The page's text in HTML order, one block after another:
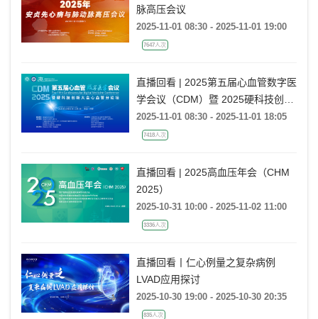
脉高压会议
2025-11-01 08:30 - 2025-11-01 19:00
7647人次
直播回看 | 2025第五届心血管数字医
学会议（CDM）暨 2025硬科技创新
大会心血管分论坛
2025-11-01 08:30 - 2025-11-01 18:05
7418人次
直播回看 | 2025高血压年会（CHM
2025）
2025-10-31 10:00 - 2025-11-02 11:00
3336人次
直播回看丨仁心例量之复杂病例
LVAD应用探讨
2025-10-30 19:00 - 2025-10-30 20:35
835人次